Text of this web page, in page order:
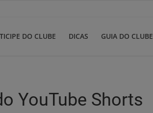
DO CLUBE DICAS GUIA DO CLUBE
YouTube Shorts